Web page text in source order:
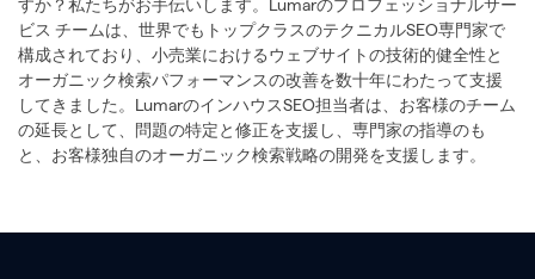
すか？私たちがお手伝いします。Lumarのプロフェッショナルサー
ビス チームは、世界でもトップクラスのテクニカルSEO専門家で
構成されており、小売業におけるウェブサイトの技術的健全性と
オーガニック検索パフォーマンスの改善を数十年にわたって支援
してきました。LumarのインハウスSEO担当者は、お客様のチーム
の延長として、問題の特定と修正を支援し、専門家の指導のも
と、お客様独自のオーガニック検索戦略の開発を支援します。